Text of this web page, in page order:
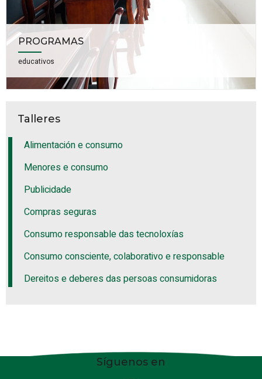
PROGRAMAS
educativos
Talleres
Alimentación e consumo
Menores e consumo
Publicidade
Compras seguras
Consumo responsable das tecnoloxías
Consumo consciente, colaborativo e responsable
Dereitos e deberes das persoas consumidoras
Síguenos en